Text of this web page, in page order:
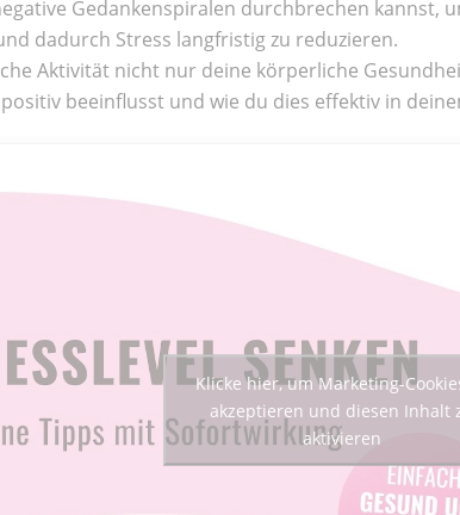
Gedankenspiralen durchbrechen kannst,
dadurch Stress langfristig zu reduzieren.
Aktivität nicht nur deine körperliche
beeinflusst und wie du dies effektiv in
Klicke hier, um Marketing-
akzeptieren und diesen Inhalt
aktivieren